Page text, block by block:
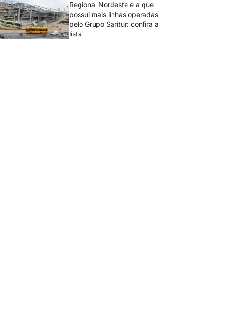
Regional Nordeste é a que
possui mais linhas operadas
pelo Grupo Saritur: confira a
lista